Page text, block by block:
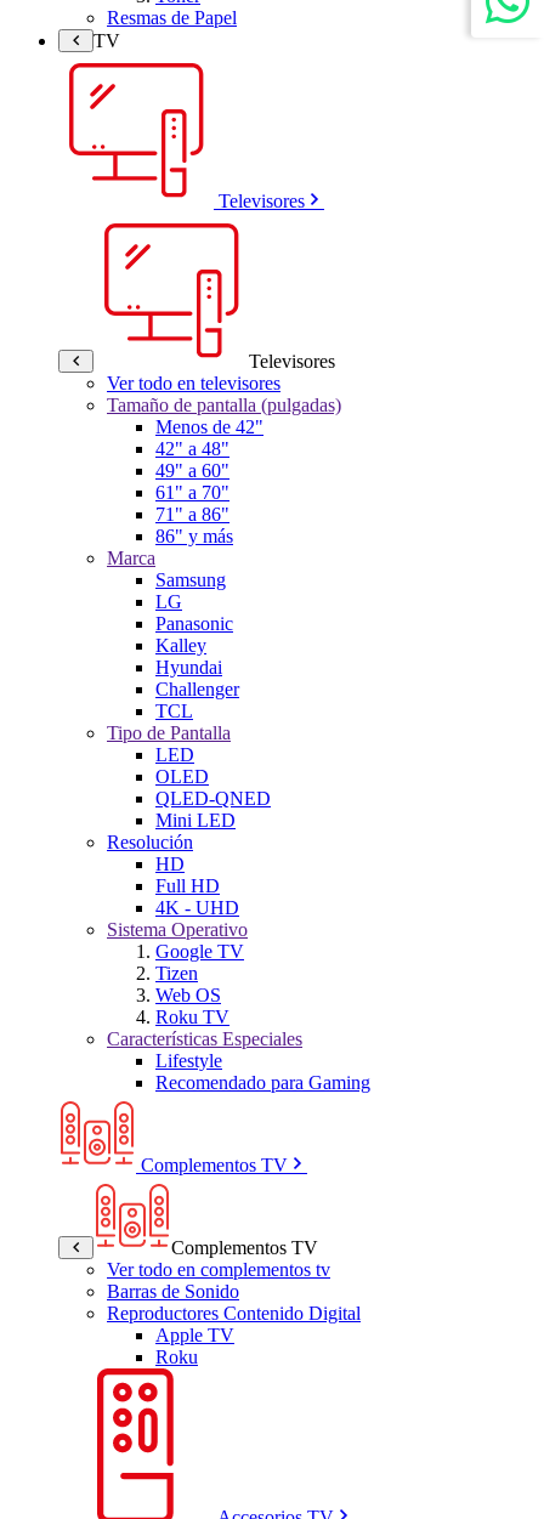
Resmas de Papel
TV
Televisores
Televisores
Ver todo en televisores
Tamaño de pantalla (pulgadas)
Menos de 42"
42" a 48"
49" a 60"
61" a 70"
71" a 86"
86" y más
Marca
Samsung
LG
Panasonic
Kalley
Hyundai
Challenger
TCL
Tipo de Pantalla
LED
OLED
QLED-QNED
Mini LED
Resolución
HD
Full HD
4K - UHD
Sistema Operativo
Google TV
Tizen
Web OS
Roku TV
Características Especiales
Lifestyle
Recomendado para Gaming
Complementos TV
Complementos TV
Ver todo en complementos tv
Barras de Sonido
Reproductores Contenido Digital
Apple TV
Roku